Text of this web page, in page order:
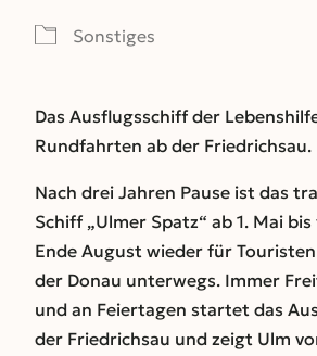
Sonstiges
Das Ausflugsschiff der
Rundfahrten ab der Friedrichsau.
Nach drei Jahren Pause ist das
Schiff „Ulmer Spatz“ ab 1. Mai
Ende August wieder für
der Donau unterwegs. Immer
und an Feiertagen startet das
der Friedrichsau und zeigt Ulm